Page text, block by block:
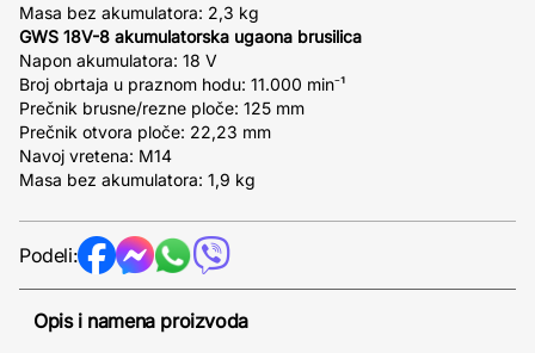
Masa bez akumulatora: 2,3 kg
GWS 18V-8 akumulatorska ugaona brusilica
Napon akumulatora: 18 V
Broj obrtaja u praznom hodu: 11.000 min⁻¹
Prečnik brusne/rezne ploče: 125 mm
Prečnik otvora ploče: 22,23 mm
Navoj vretena: M14
Masa bez akumulatora: 1,9 kg
Podeli:
Opis i namena proizvoda